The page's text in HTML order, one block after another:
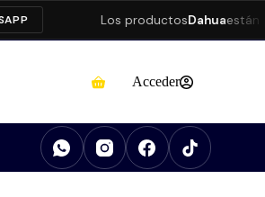
Los productosDahuaestán
Acceder